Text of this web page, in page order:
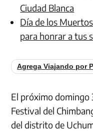
Ciudad Blanca
Día de los
para honrar a tus
Agrega Viajando por
El próximo domingo
Festival del
del distrito de